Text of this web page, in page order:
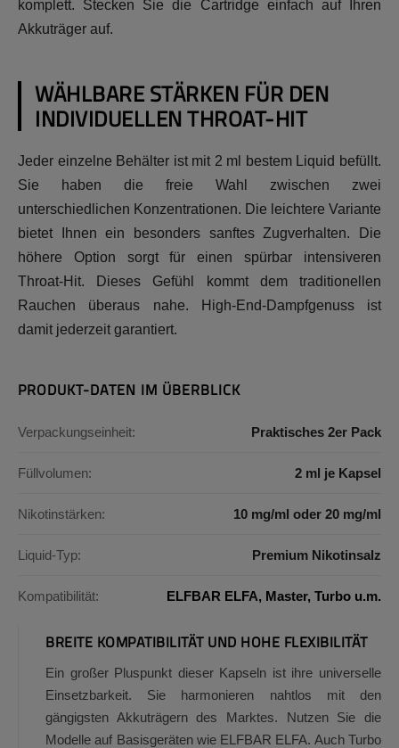
komplett. Stecken Sie die Cartridge einfach auf Ihren
Akkuträger auf.
WÄHLBARE STÄRKEN FÜR DEN
INDIVIDUELLEN THROAT-HIT
Jeder einzelne Behälter ist mit 2 ml bestem Liquid befüllt.
Sie haben die freie Wahl zwischen zwei
unterschiedlichen Konzentrationen. Die leichtere Variante
bietet Ihnen ein besonders sanftes Zugverhalten. Die
höhere Option sorgt für einen spürbar intensiveren
Throat-Hit. Dieses Gefühl kommt dem traditionellen
Rauchen überaus nahe. High-End-Dampfgenuss ist
damit jederzeit garantiert.
PRODUKT-DATEN IM ÜBERBLICK
Verpackungseinheit: Praktisches 2er Pack
Füllvolumen: 2 ml je Kapsel
Nikotinstärken: 10 mg/ml oder 20 mg/ml
Liquid-Typ: Premium Nikotinsalz
Kompatibilität: ELFBAR ELFA, Master, Turbo u.m.
BREITE KOMPATIBILITÄT UND HOHE FLEXIBILITÄT
Ein großer Pluspunkt dieser Kapseln ist ihre universelle
Einsetzbarkeit. Sie harmonieren nahtlos mit den
gängigsten Akkuträgern des Marktes. Nutzen Sie die
Modelle auf Basisgeräten wie ELFBAR ELFA. Auch Turbo